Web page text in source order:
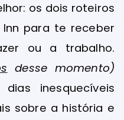
os dois roteiros
para te receber
ou a trabalho.
desse momento)
inesquecíveis
sobre a história e